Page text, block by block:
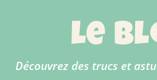
le
Découvrez des trucs et